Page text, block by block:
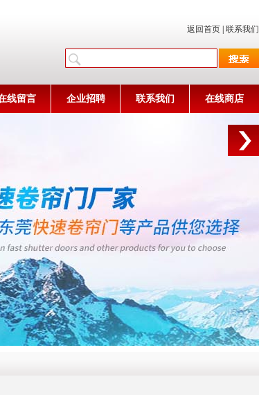
返回首页 联系我们
线留言 企业招聘 联系我们 在线商店